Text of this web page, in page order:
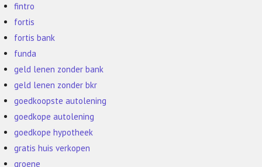
fintro
fortis
fortis bank
funda
geld lenen zonder bank
geld lenen zonder bkr
goedkoopste autolening
goedkope autolening
goedkope hypotheek
gratis huis verkopen
groene